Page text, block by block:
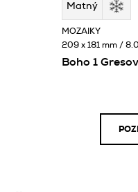
Matný
Boho 1
MOZAIKY
209 x 181 mm /